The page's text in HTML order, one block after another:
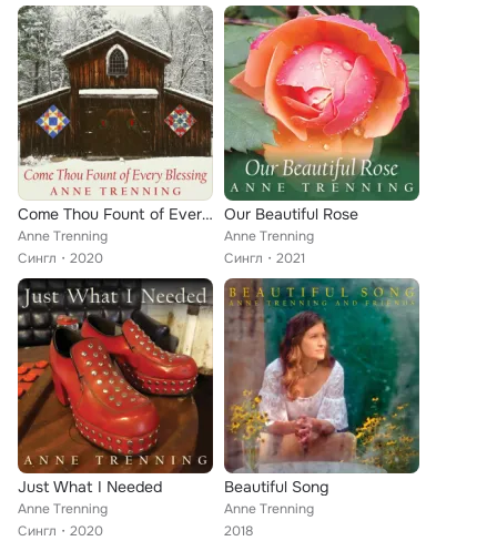
Come Thou Fount of Every Blessing
Anne Trenning
Сингл
2020
Our Beautiful Rose
Anne Trenning
Сингл
2021
Just What I Needed
Anne Trenning
Сингл
2020
Beautiful Song
Anne Trenning
2018